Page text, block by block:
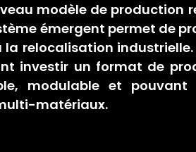
modèle de production
émergent permet de
relocalisation
investir un format de
modulable et
matériaux.